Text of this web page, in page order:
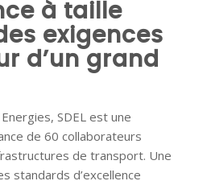
à taille
exigences
d’un grand
SDEL est une
de 60 collaborateurs
de transport. Une
standards d’excellence